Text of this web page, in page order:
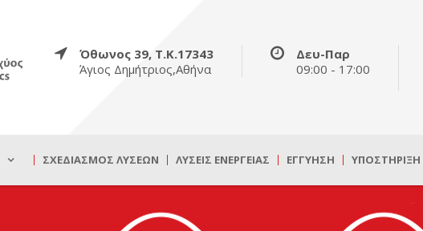
Όθωνος 39, Τ.Κ.17343
Άγιος Δημήτριος,Αθήνα
Δευ-Παρ
09:00 - 17:00
ΣΧΕΔΙΑΣΜΌΣ ΛΎΣΕΩΝ ΛΎΣΕΙΣ ΕΝΈΡΓΕΙΑΣ ΕΓΓΎΗΣΗ ΥΠΟΣΤΉΡΙΞΗ